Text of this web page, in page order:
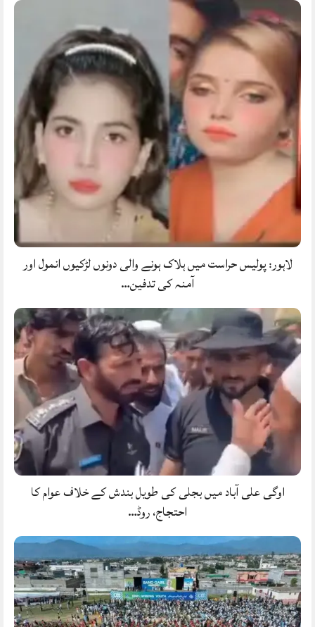
لاہور: پولیس حراست میں ہلاک ہونے والی دونوں لڑکیوں انمول اور
آمنہ کی تدفین…
اوگی علی آباد میں بجلی کی طویل بندش کے خلاف عوام کا
احتجاج، روڈ…